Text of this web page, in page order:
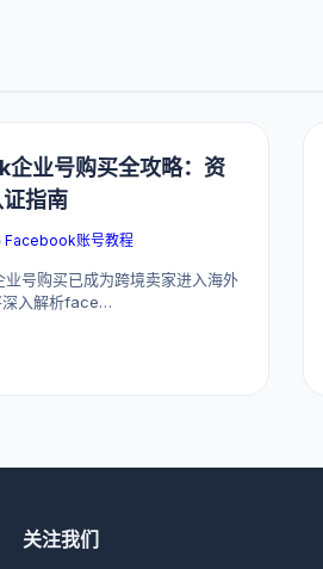
业号购买全攻略：资
指南
Facebook账号教程
号购买已成为跨境卖家进入海外
深入解析face…
关注我们